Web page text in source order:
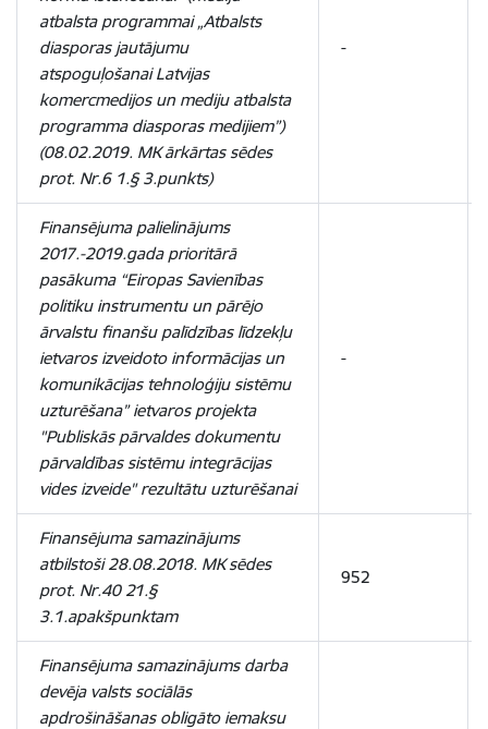
atbalsta programmai „Atbalsts
diasporas jautājumu
atspoguļošanai Latvijas
komercmedijos un mediju atbalsta
programma diasporas medijiem”)
(08.02.2019. MK ārkārtas sēdes
prot. Nr.6 1.§ 3.punkts)
-
Finansējuma palielinājums
2017.-2019.gada prioritārā
pasākuma “Eiropas Savienības
politiku instrumentu un pārējo
ārvalstu finanšu palīdzības līdzekļu
ietvaros izveidoto informācijas un
komunikācijas tehnoloģiju sistēmu
uzturēšana” ietvaros projekta
"Publiskās pārvaldes dokumentu
pārvaldības sistēmu integrācijas
vides izveide" rezultātu uzturēšanai
-
Finansējuma samazinājums
atbilstoši 28.08.2018. MK sēdes
prot. Nr.40 21.§
3.1.apakšpunktam
952
Finansējuma samazinājums darba
devēja valsts sociālās
apdrošināšanas obligāto iemaksu